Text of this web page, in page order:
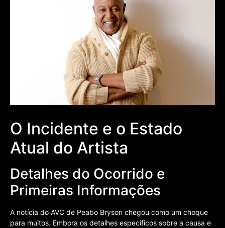
O Incidente e o Estado
Atual do Artista
Detalhes do Ocorrido e
Primeiras Informações
A notícia do AVC de Peabo Bryson chegou como um choque
para muitos. Embora os detalhes específicos sobre a causa e